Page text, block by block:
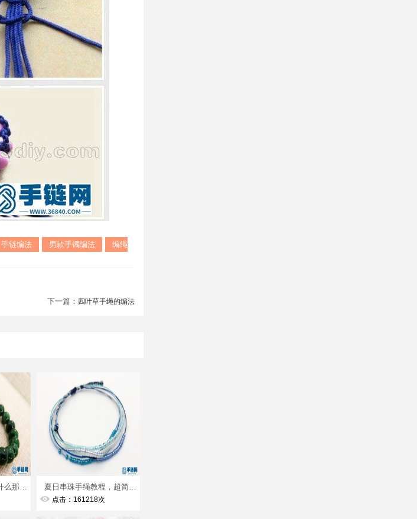
手链编法 男款手镯编法
编绳
下一篇： 四叶草手绳的编法
珠宝店里的手串为什么那么精致，教你如何串珠更显高档，非常好学 夏日串珠手绳教程，超简单的，考验的是配色能力
点击：161218次